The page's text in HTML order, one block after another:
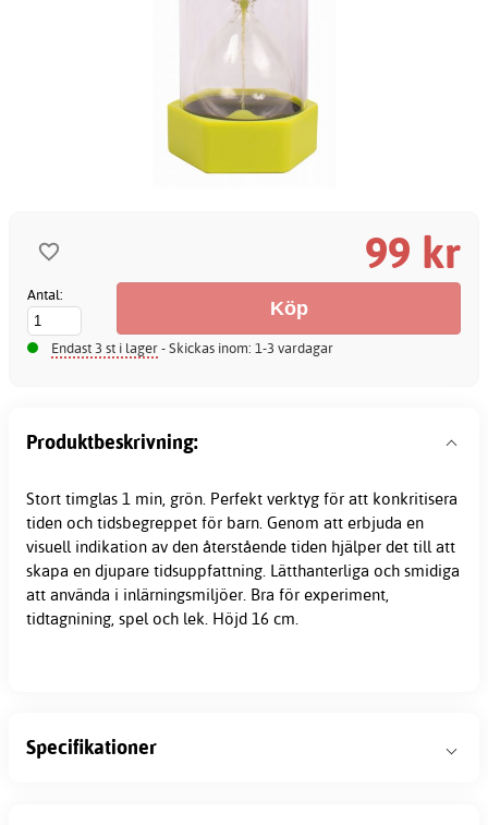
99 kr
Antal:
Endast 3 st i lager- Skickas inom: 1-3 vardagar
Produktbeskrivning:
Stort timglas 1 min, grön. Perfekt verktyg för att konkritisera
tiden och tidsbegreppet för barn. Genom att erbjuda en
visuell indikation av den återstående tiden hjälper det till att
skapa en djupare tidsuppfattning. Lätthanterliga och smidiga
att använda i inlärningsmiljöer. Bra för experiment,
tidtagnining, spel och lek. Höjd 16 cm.
Specifikationer